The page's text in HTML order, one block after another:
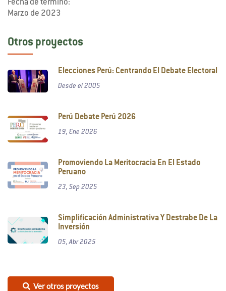
Fecha de término:
Marzo de 2023
Otros proyectos
Elecciones Perú: Centrando El Debate Electoral
Desde el 2005
Perú Debate Perú 2026
19, Ene 2026
Promoviendo La Meritocracia En El Estado
Peruano
23, Sep 2025
Simplificación Administrativa Y Destrabe De La
Inversión
05, Abr 2025
Ver otros proyectos